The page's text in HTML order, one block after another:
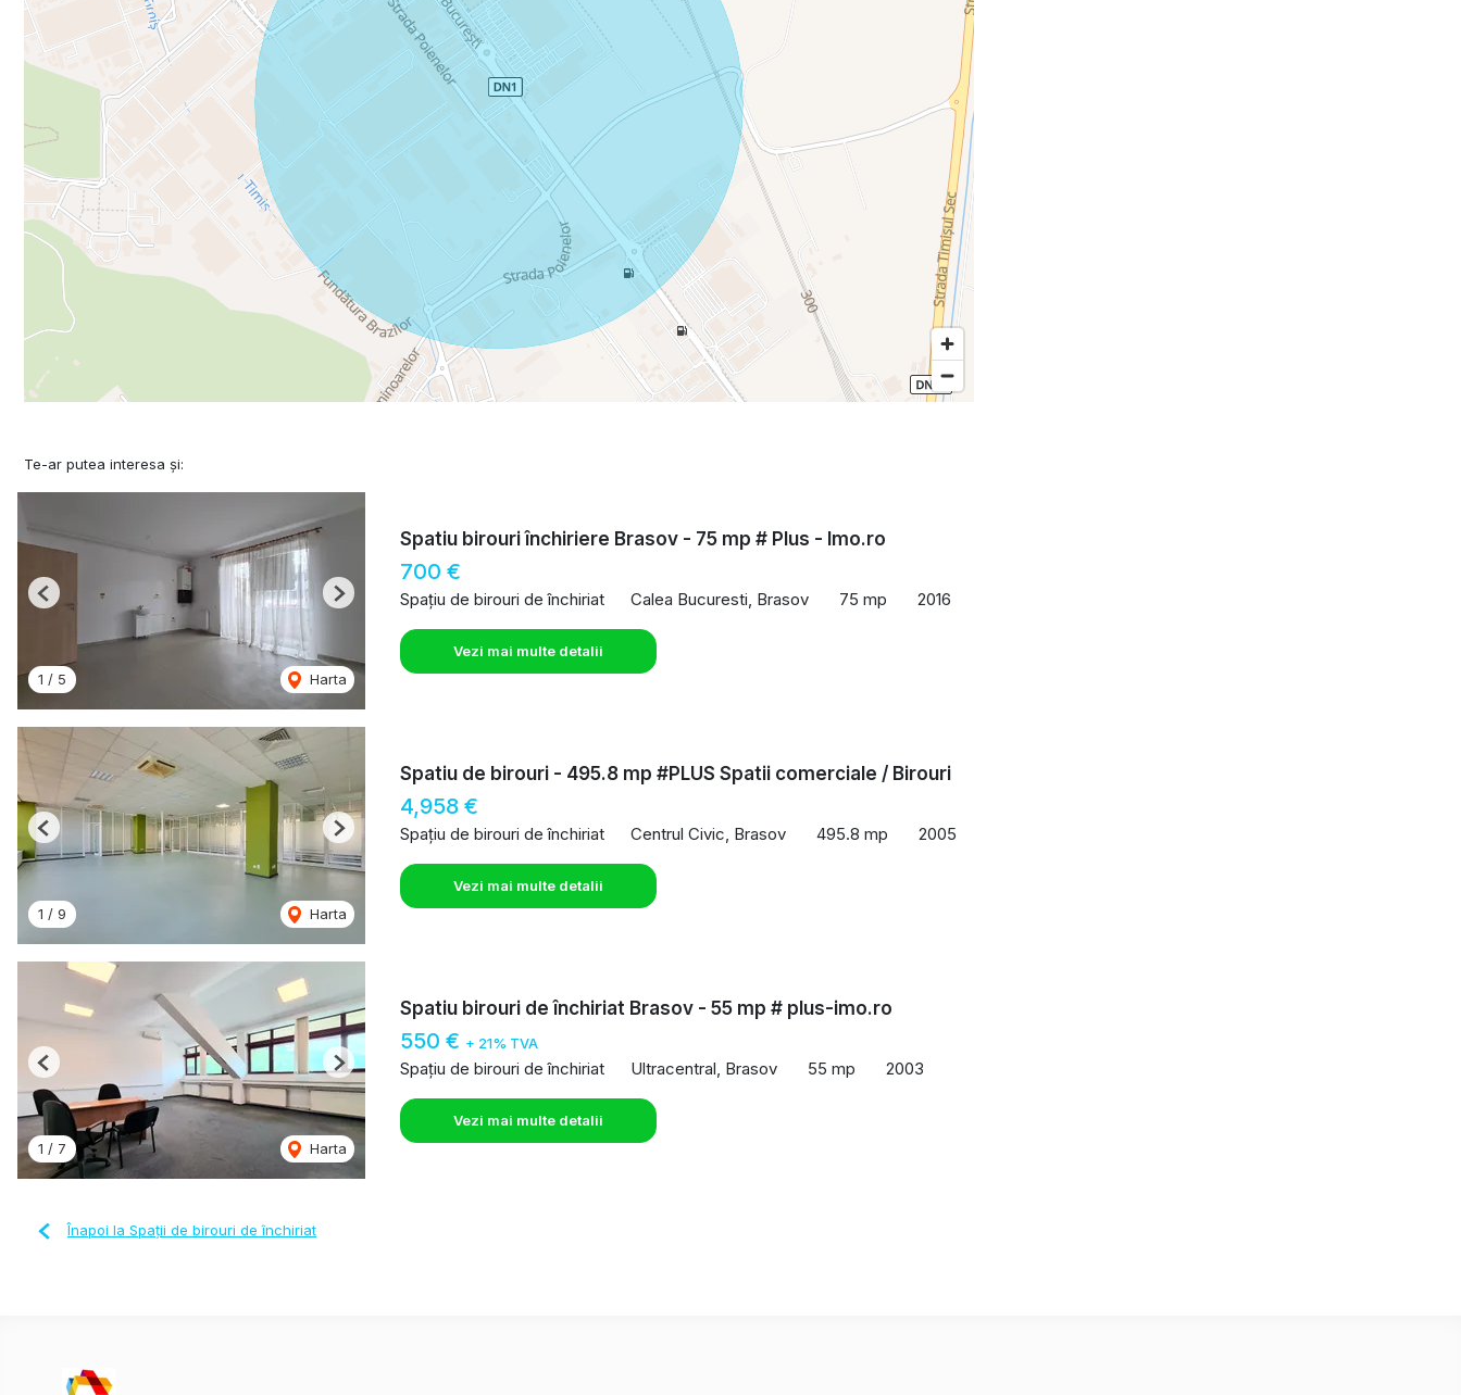
Te-ar putea interesa și:
1 / 5 Harta
Previous Next
Spatiu birouri închiriere Brasov - 75 mp # Plus - Imo.ro
700 €
Spațiu de birouri de închiriat Calea Bucuresti, Brasov 75 mp 2016
Vezi mai multe detalii
1 / 9 Harta
Previous Next
Spatiu de birouri - 495.8 mp #PLUS Spatii comerciale / Birouri
4,958 €
Spațiu de birouri de închiriat Centrul Civic, Brasov 495.8 mp 2005
Vezi mai multe detalii
1 / 7 Harta
Previous Next
Spatiu birouri de închiriat Brasov - 55 mp # plus-imo.ro
550 € + 21% TVA
Spațiu de birouri de închiriat Ultracentral, Brasov 55 mp 2003
Vezi mai multe detalii
Înapoi la Spații de birouri de închiriat